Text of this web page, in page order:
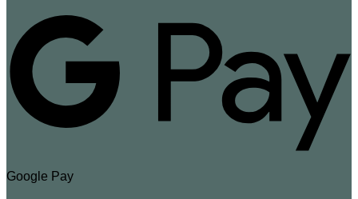
Google Pay